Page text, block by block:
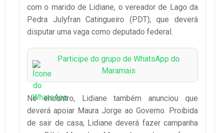
com o marido de Lidiane, o vereador de Lago da
Pedra Julyfran Catingueiro (PDT), que deverá
disputar uma vaga como deputado federal.
Participe do grupo de WhatsApp do
Maramais
No encontro, Lidiane também anunciou que
deverá apoiar Maura Jorge ao Governo. Proibida
de sair de casa, Lidiane deverá fazer campanha